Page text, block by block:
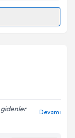
talebi
için bir
gidenler
Devamı